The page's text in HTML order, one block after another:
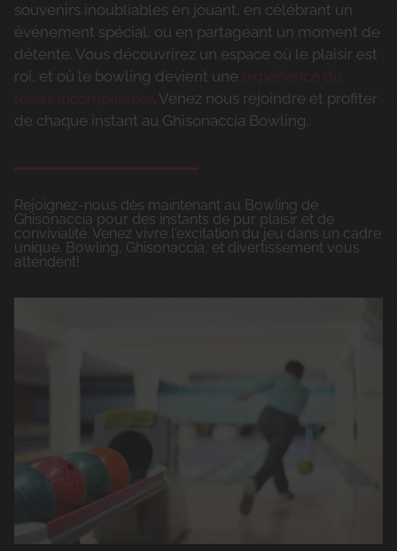
souvenirs inoubliables en jouant, en célébrant un
événement spécial, ou en partageant un moment de
détente. Vous découvrirez un espace où le plaisir est
roi, et où le bowling devient une expérience de
loisirs incomparable. Venez nous rejoindre et profiter
de chaque instant au Ghisonaccia Bowling.
Rejoignez-nous dès maintenant au Bowling de
Ghisonaccia pour des instants de pur plaisir et de
convivialité. Venez vivre l'excitation du jeu dans un cadre
unique. Bowling, Ghisonaccia, et divertissement vous
attendent!